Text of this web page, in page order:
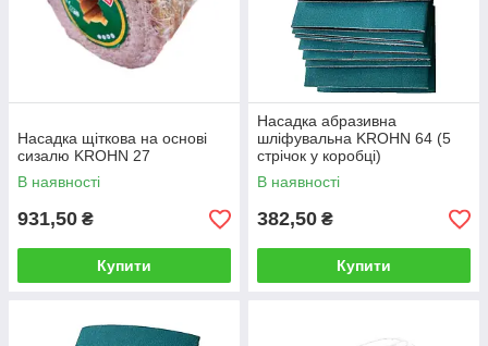
Насадка щіткова на основі
сизалю KROHN 27
В наявності
931,50 ₴
Купити
Насадка абразивна
шліфувальна KROHN 64 (5
стрічок у коробці)
В наявності
382,50 ₴
Купити